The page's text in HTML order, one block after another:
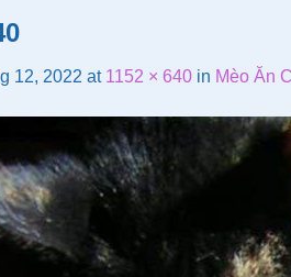
12, 2022 at 1152 × 640 in Mèo Ăn